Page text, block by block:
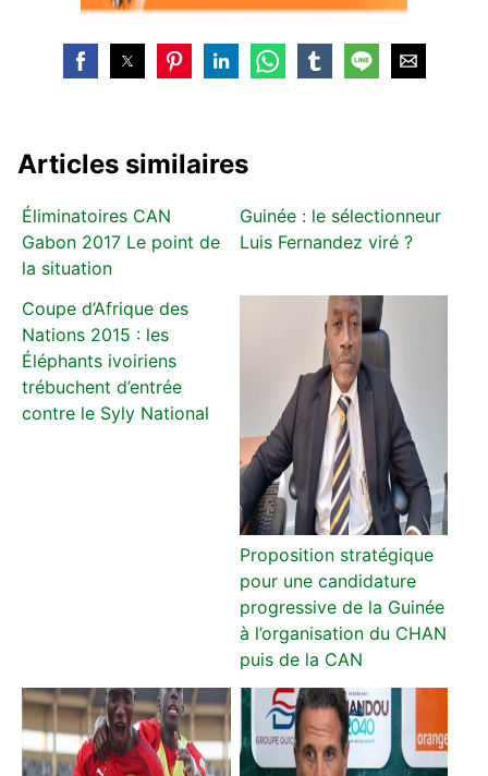
Articles similaires
Éliminatoires CAN
Gabon 2017 Le point de
la situation
Guinée : le sélectionneur
Luis Fernandez viré ?
Coupe d’Afrique des
Nations 2015 : les
Éléphants ivoiriens
trébuchent d’entrée
contre le Syly National
Proposition stratégique
pour une candidature
progressive de la Guinée
à l’organisation du CHAN
puis de la CAN